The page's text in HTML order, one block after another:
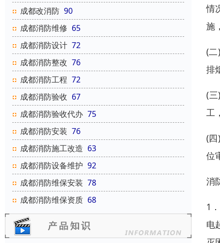
成都改消防 90
成都消防维修 65
成都消防设计 72
成都消防整改 76
成都消防工程 72
成都消防验收 67
成都消防验收代办 75
成都消防安装 76
成都消防施工改造 63
成都消防设备维护 92
成都消防维保安装 78
成都消防维保资质 68
情
施
(
排
(
工
(
位
消
1
电